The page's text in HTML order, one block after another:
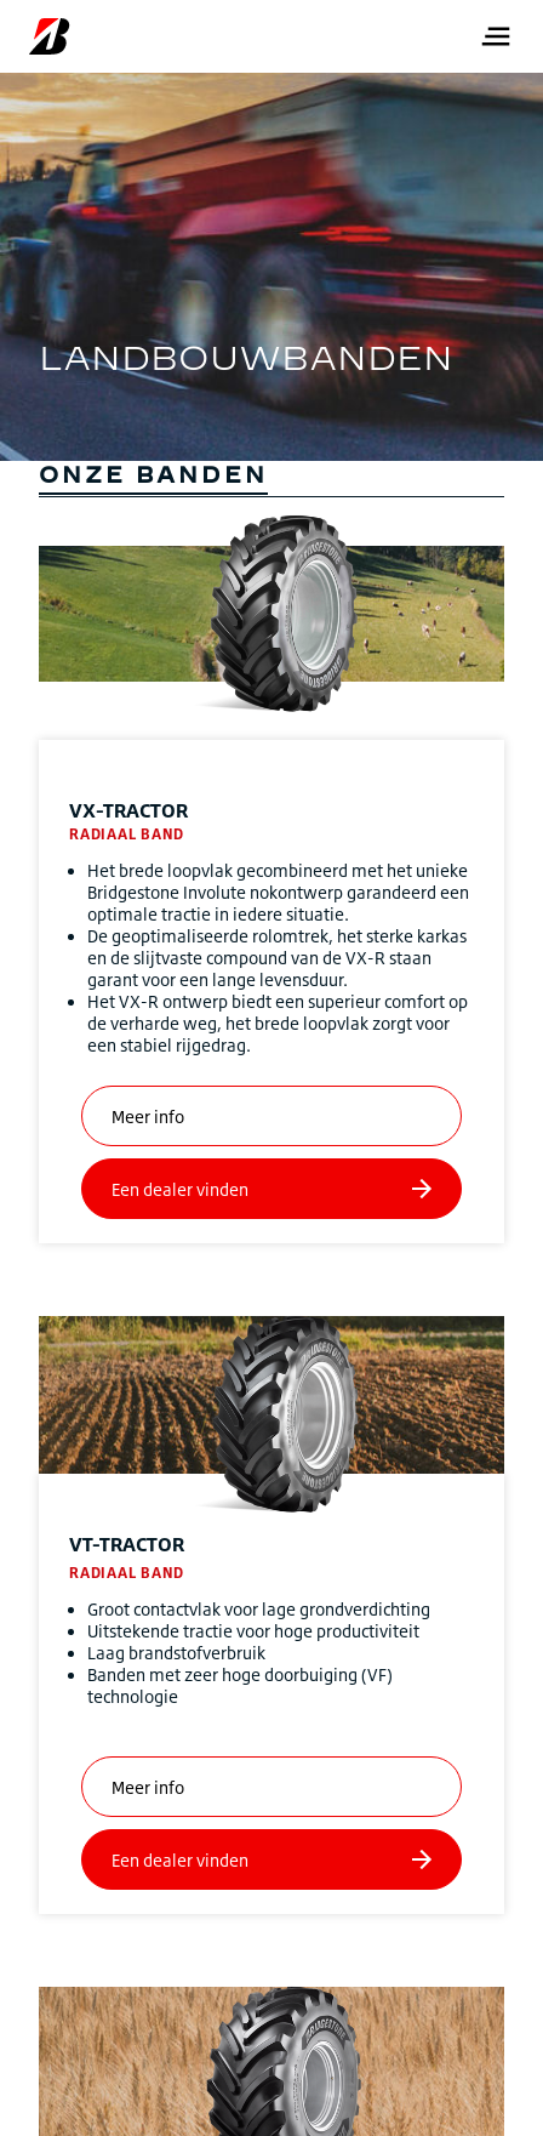
ONZE BANDEN
VX-TRACTOR
RADIAAL BAND
Het brede loopvlak gecombineerd met het unieke
Bridgestone Involute nokontwerp garandeerd een
optimale tractie in iedere situatie.
De geoptimaliseerde rolomtrek, het sterke karkas
en de slijtvaste compound van de VX-R staan
garant voor een lange levensduur.
Het VX-R ontwerp biedt een superieur comfort op
de verharde weg, het brede loopvlak zorgt voor
een stabiel rijgedrag.
VT-TRACTOR
RADIAAL BAND
Groot contactvlak voor lage grondverdichting
Uitstekende tractie voor hoge productiviteit
Laag brandstofverbruik
Banden met zeer hoge doorbuiging (VF)
technologie